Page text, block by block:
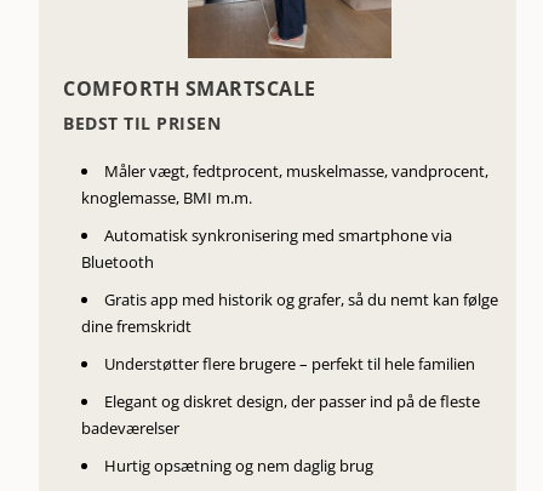
COMFORTH SMARTSCALE
BEDST TIL PRISEN
Måler vægt, fedtprocent, muskelmasse, vandprocent,
knoglemasse, BMI m.m.
Automatisk synkronisering med smartphone via
Bluetooth
Gratis app med historik og grafer, så du nemt kan følge
dine fremskridt
Understøtter flere brugere – perfekt til hele familien
Elegant og diskret design, der passer ind på de fleste
badeværelser
Hurtig opsætning og nem daglig brug